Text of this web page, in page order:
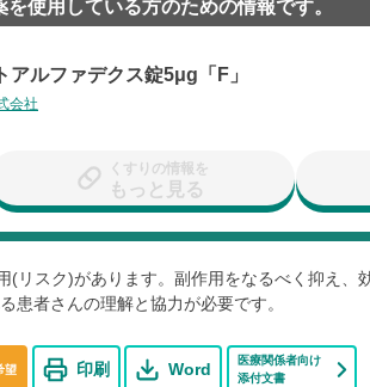
を使用している方のための情報です。
アルファデクス錠5μg「F」
会社
くすりの情報を
もっと見る
(リスク)があります。副作用をなるべく抑え、
患者さんの理解と協力が必要です。
望 印刷 Word
医療関係者向け
添付文書